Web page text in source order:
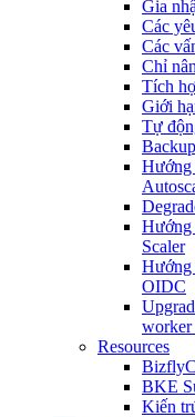
Gia
Các
Các
Chỉ
Tích
Giới
Tự
Hướng
Hướng
Scaler
Hướng
OIDC
worker
Resources
BKE
Kiến